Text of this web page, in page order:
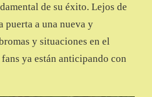
de su éxito. Lejos de
puerta a una nueva y
y situaciones en el
ya están anticipando con